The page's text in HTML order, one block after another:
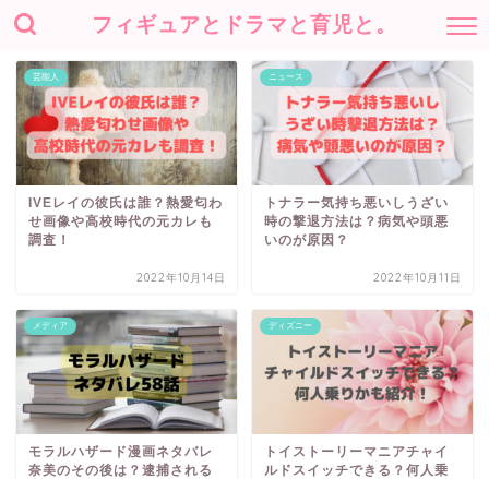
フィギュアとドラマと育児と。
芸能人
IVEレイの彼氏は誰？熱愛匂わ
せ画像や高校時代の元カレも
調査！
2022年10月14日
ニュース
トナラー気持ち悪いしうざい
時の撃退方法は？病気や頭悪
いのが原因？
2022年10月11日
メディア
モラルハザード漫画ネタバレ
奈美のその後は？逮捕される
ディズニー
トイストーリーマニアチャイ
ルドスイッチできる？何人乗